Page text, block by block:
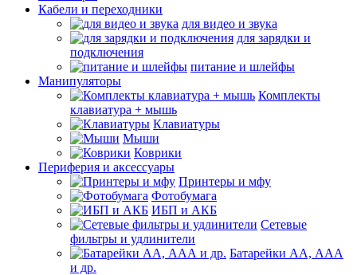
Кабели и переходники
для видео и звука
для зарядки и
подключения
питание и шлейфы
Манипуляторы
Комплекты
клавиатура + мышь
Клавиатуры
Мыши
Коврики
Периферия и аксессуары
Принтеры и мфу
Фотобумага
ИБП и АКБ
Сетевые
фильтры и удлинители
Батарейки АА, ААА
и др.